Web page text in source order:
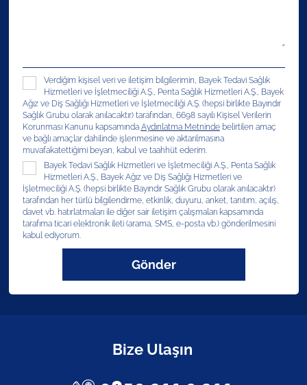
Verdiğim kişisel veri ve iletişim bilgilerimin, Bayek Tedavi Sağlık
Hizmetleri ve İşletmeciliği A.Ş., Penta Sağlık Hizmetleri A.Ş., Bayek
Ağız ve Diş Sağlığı Hizmetleri ve İşletmeciliği A.Ş. (hepsi birlikte Bayındır
Sağlık Grubu olarak anılacaktır) tarafından, 6698 sayılı Kişisel Verilerin
Korunması Kanunu kapsamında Aydınlatma Metnindebelirtilen amaç
ve bağlı amaçlar dahilinde işlenmesine ve aktarılmasına
muvafakatettiğimi beyan, kabul ve taahhüt ederim.
Bayek Tedavi Sağlık Hizmetleri ve İşletmeciliği A.Ş., Penta Sağlık
Hizmetleri A.Ş., Bayek Ağız ve Diş Sağlığı Hizmetleri ve
İşletmeciliği A.Ş. (hepsi birlikte Bayındır Sağlık Grubu olarak anılacaktır)
tarafından her türlü bilgilendirme, etkinlik, duyuru, anket, tanıtım, açılış,
davet vb. hatırlatmaları ile diğer sair iletişim çalışmaları kapsamında
tarafıma ticari elektronik ileti (arama, SMS, e-posta vb.) gönderilmesini
kabul ediyorum.
Gönder
Bize Ulaşın